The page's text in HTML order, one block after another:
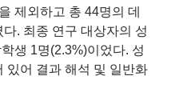
제외하고 총 44명의 데
. 최종 연구 대상자의 성
생 1명(2.3%)이었다. 성
있어 결과 해석 및 일반화